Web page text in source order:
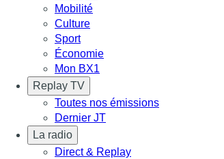
Mobilité
Culture
Sport
Économie
Mon BX1
Replay TV
Toutes nos émissions
Dernier JT
La radio
Direct & Replay